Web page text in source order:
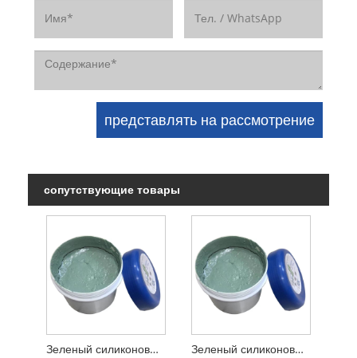
сопутствующие товары
Зеленый силиконовый абразивный песок 280 меш Зеленый силиконовый абразивный песок 320 меш